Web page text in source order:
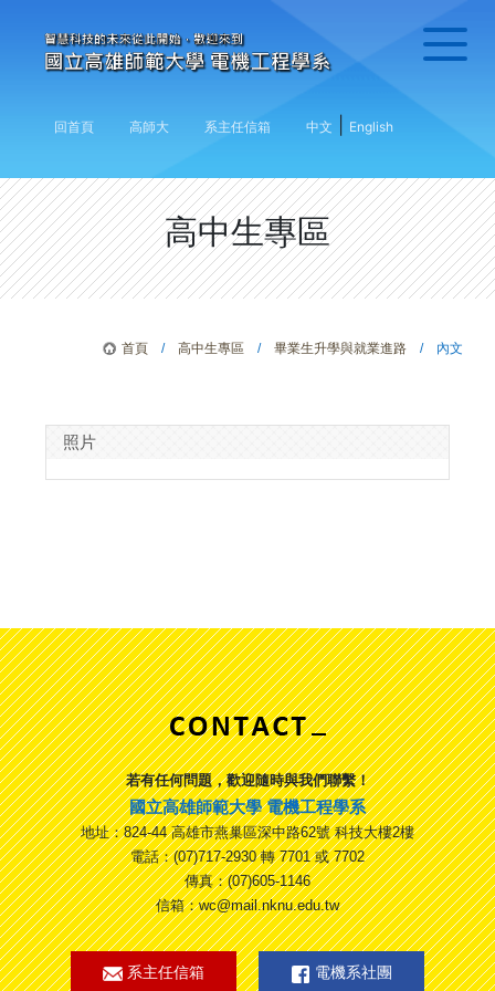
回首頁 高師大 系主任信箱 中文 English
高中生專區
首頁 /高中生專區 /畢業生升學與就業進路 / 內文
照片
若有任何問題，歡迎隨時與我們聯繫！
國立高雄師範大學 電機工程學系
地址：824-44 高雄市燕巢區深中路62號 科技大樓2樓
電話：(07)717-2930 轉 7701 或 7702
傳真：(07)605-1146
信箱：wc@mail.nknu.edu.tw
系主任信箱 電機系社團